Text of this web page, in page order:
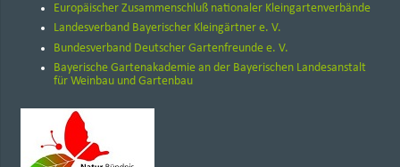
Europäischer Zusammenschluß nationaler Kleingartenverbände
Landesverband Bayerischer Kleingärtner e. V.
Bundesverband Deutscher Gartenfreunde e. V.
Bayerische Gartenakademie an der Bayerischen Landesanstalt
für Weinbau und Gartenbau